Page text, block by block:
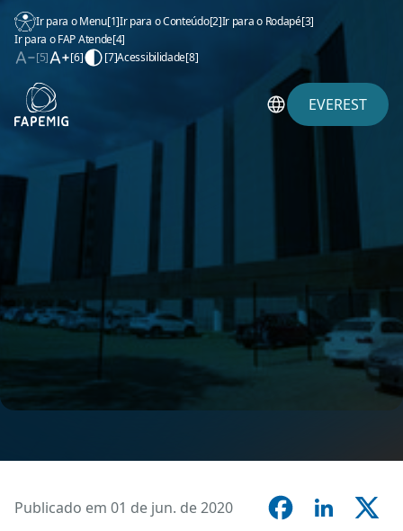
Ir para o Menu[1]Ir para o Conteúdo[2]Ir para o Rodapé[3]
Ir para o FAP Atende[4]
[5]
[6] [7]Acessibilidade[8]
EVEREST
Publicado em 01 de jun. de 2020